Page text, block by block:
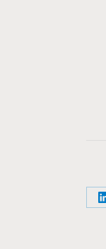
Share